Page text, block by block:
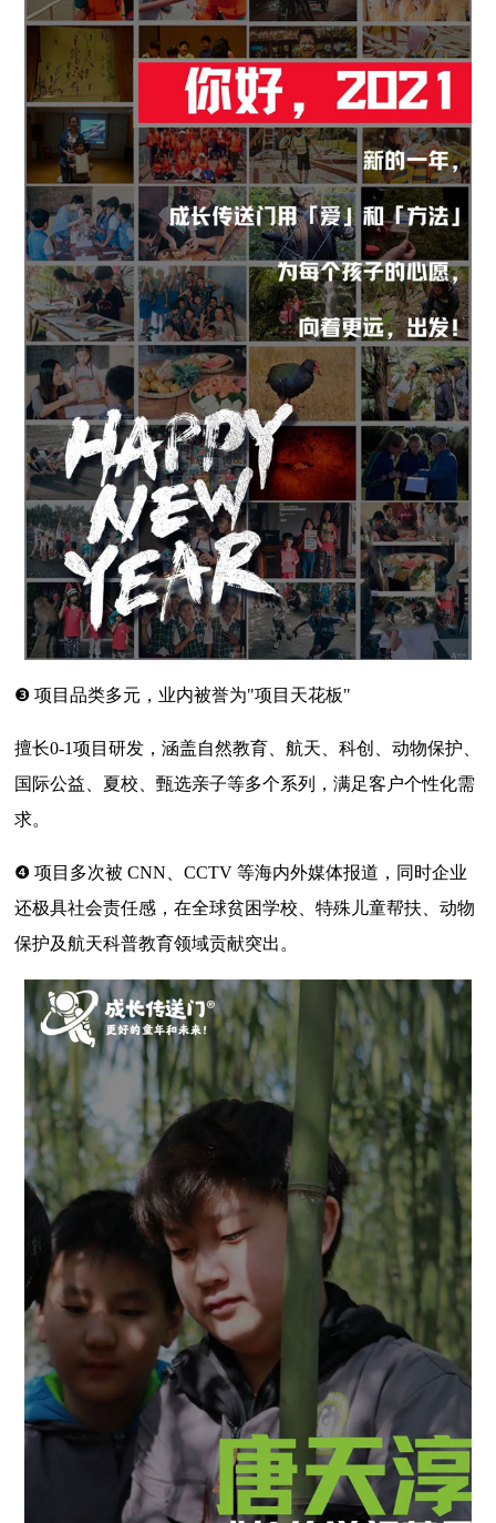
❸ 项目品类多元，业内被誉为"项目天花板"
擅长0-1项目研发，涵盖自然教育、航天、科创、动物保护、
国际公益、夏校、甄选亲子等多个系列，满足客户个性化需
求。
❹ 项目多次被 CNN、CCTV 等海内外媒体报道，同时企业
还极具社会责任感，在全球贫困学校、特殊儿童帮扶、动物
保护及航天科普教育领域贡献突出。